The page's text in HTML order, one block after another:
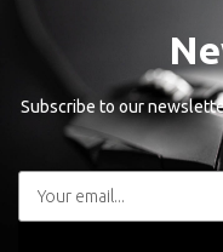
Subscribe to our